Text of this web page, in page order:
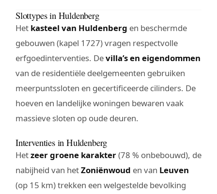
Slottypes in Huldenberg
Het kasteel van Huldenberg en beschermde
gebouwen (kapel 1727) vragen respectvolle
erfgoedinterventies. Devilla’s en eigendommen
van de residentiële deelgemeenten gebruiken
meerpuntssloten en gecertificeerde cilinders. De
hoeven en landelijke woningen bewaren vaak
massieve sloten op oude deuren.
Interventies in Huldenberg
Hetzeer groene karakter(78 % onbebouwd), de
nabijheid van hetZoniënwoud en van Leuven
(op 15 km) trekken een welgestelde bevolking